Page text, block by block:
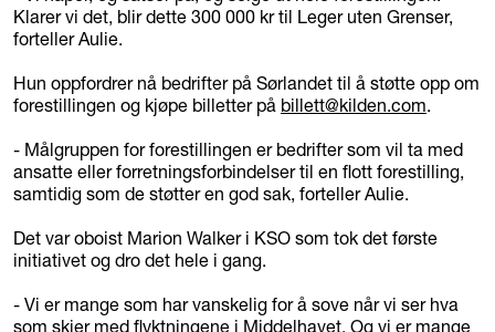
Klarer vi det, blir dette 300 000 kr til Leger uten Grenser,
forteller Aulie.
Hun oppfordrer nå bedrifter på Sørlandet til å støtte opp om
forestillingen og kjøpe billetter på billett@kilden.com.
- Målgruppen for forestillingen er bedrifter som vil ta med
ansatte eller forretningsforbindelser til en flott forestilling,
samtidig som de støtter en god sak, forteller Aulie.
Det var oboist Marion Walker i KSO som tok det første
initiativet og dro det hele i gang.
- Vi er mange som har vanskelig for å sove når vi ser hva
som skjer med flyktningene i Middelhavet. Og vi er mange